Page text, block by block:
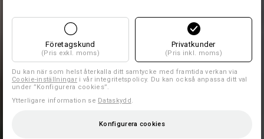
Företagskund
(Pris exkl. moms)
Privatkunder
(Pris inkl. moms)
Du kan när som helst återkalla ditt samtycke med framtida verkan via
Cookie-inställningar i vår integritetspolicy. Du kan också anpassa ditt val
under ”Konfigurera cookies”.
Ytterligare information se Dataskydd.
Konfigurera cookies